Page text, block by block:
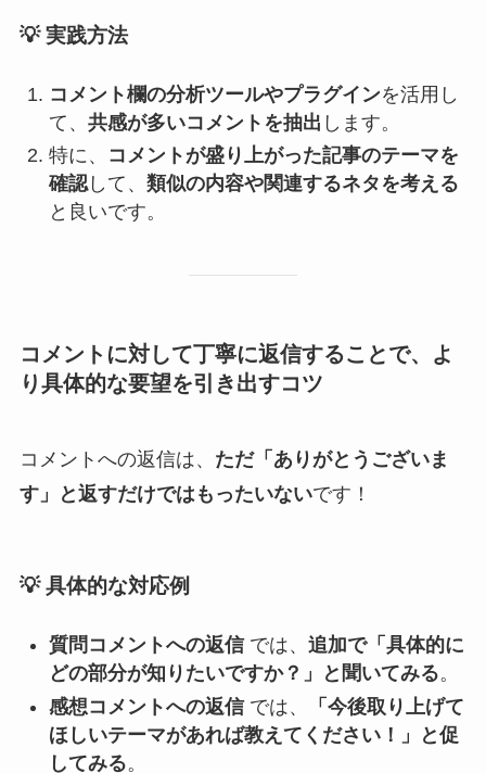
💡実践方法
コメント欄の分析ツールやプラグインを活用し
て、 共感が多いコメントを抽出 します。
特に、
コメントが盛り上がった記事のテーマを
確認して、 類似の内容や関連するネタを考える
と良いです。
コメントに対して丁寧に返信することで、よ
り具体的な要望を引き出すコツ
コメントへの返信は、 ただ「ありがとうございま
す」と返すだけではもったいないです！
💡具体的な対応例
質問コメントへの返信では、 追加で「具体的に
どの部分が知りたいですか？」と聞いてみる。
感想コメントへの返信では、
「今後取り上げて
ほしいテーマがあれば教えてください！」と促
してみる。